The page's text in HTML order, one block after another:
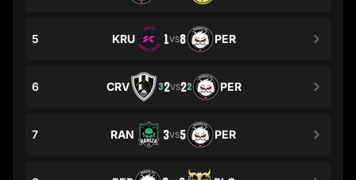
5 KRU 1VS8 PER
6 CRV 32VS22 PER
7 RAN 3VS5 PER